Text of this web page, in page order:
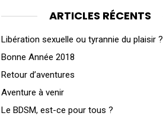
ARTICLES RÉCENTS
Libération sexuelle ou tyrannie du plaisir ?
Bonne Année 2018
Retour d’aventures
Aventure à venir
Le BDSM, est-ce pour tous ?